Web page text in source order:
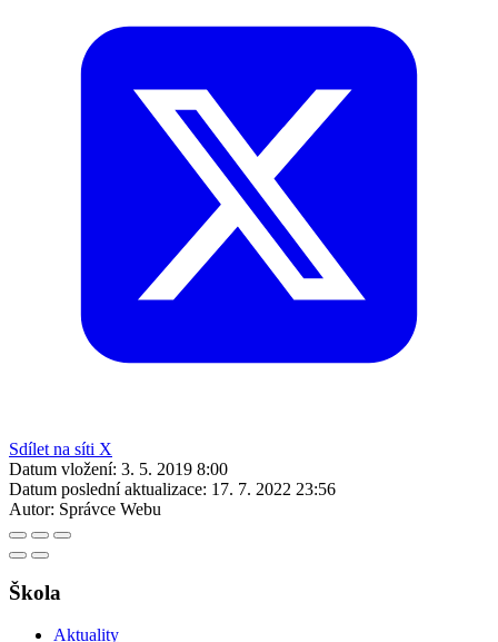
Sdílet na síti X
Datum vložení: 3. 5. 2019 8:00
Datum poslední aktualizace: 17. 7. 2022 23:56
Autor: Správce Webu
Škola
Aktuality